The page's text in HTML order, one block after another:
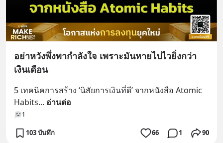
อย่าหวังพึ่งพากำลังใจ เพราะมันหายไปไวยิ่งกว่า
เงินเดือน
5 เทคนิคการสร้าง ‘นิสัยการเงินที่ดี’ จากหนังสือ Atomic
Habits... อ่านต่อ
1
103 บันทึก 66 1 90